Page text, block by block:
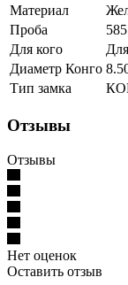
Материал
Проба
585
Для кого
Диаметр Конго
Тип замка
Отзывы
Отзывы
Нет оценок
Оставить отзыв